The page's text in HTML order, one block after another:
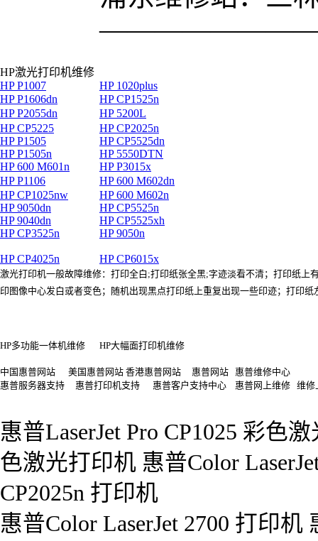
HP激光打印机维修
HP P1007
HP 1020plus
HP P1606dn
HP CP1525n
HP P2055dn
HP 5200L
HP CP5225
HP CP2025n
HP P1505
HP CP5525dn
HP P1505n
HP 5550DTN
HP 600 M601n
HP P3015x
HP P1106
HP 600 M602dn
HP CP1025nw
HP 600 M602n
HP 9050dn
HP CP5525n
HP 9040dn
HP CP5525xh
HP CP3525n
HP 9050n
HP CP4025n HP CP6015x
激光打印机一般故障维修：打印全白;打印纸张全黑;字迹淡看不清；打印纸
印图像中心发白或者变色；随机出现黑点打印纸上重复出现一些印迹；打印
HP多功能一体机维修 HP大幅面打印机维修
中国惠普网站 美国惠普网站 香港惠普网站 惠普网站 惠普维修中
惠普服务器支持 惠普打印机支持 惠普客户支持中心 惠普网上维修 维修
惠普LaserJet Pro CP1025 彩色
色激光打印机 惠普Color
CP2025n 打印机
惠普Color LaserJet 2700 打印机